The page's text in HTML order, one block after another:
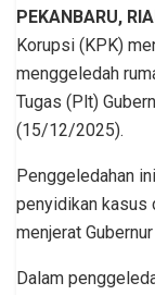
PEKANBARU,
Korupsi (KPK)
menggeledah
Tugas (Plt)
(15/12/2025).
Penggeledahan
penyidikan kasus
menjerat
Dalam